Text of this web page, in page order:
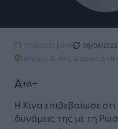
31/01/2022 | 12:49
08/08/2025
Ειδήσεις | Διεθνή Δημόσια
​Η Κίνα επιβεβαίωσε ότι
δυνάμεις της με τη